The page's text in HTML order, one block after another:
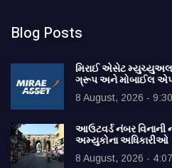
Blog Posts
મિરાઈ એસેટ
ગ્રૂપ અને મોબાઈલ એપ
8 August, 2026 -
આઉટવર્ડ નંબર વિનાની
અમ્યુકોના અધિકારીઓ
8 August, 2026 -